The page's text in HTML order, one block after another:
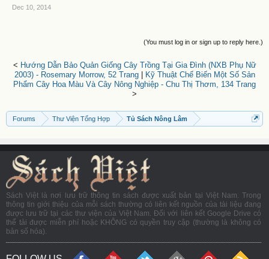
Dec 10, 2014
(You must log in or sign up to reply here.)
< Hướng Dẫn Bảo Quản Giống Cây Trồng Tại Gia Đình (NXB Phụ Nữ
2003) - Rosemary Morrow, 52 Trang|
Kỹ Thuật Chế Biến Một Số Sản
Phẩm Cây Hoa Màu Và Cây Nông Nghiệp - Chu Thị Thơm, 134 Trang
>
Forums Thư Viện Tổng Hợp Tủ Sách Nông Lâm
Sách Việt là nơi lưu trữ thông tin sách được xuất bản tại Việt Nam. Trong
thông tin giới thiệu của mỗi sách thường có liên kết nguồn của tài liệu đang
được lưu trữ tại các thư viện của Việt Nam. Đối với liên kết Google Drive có
thể tải được miễn phí hoặc KHÔNG có quyền truy cập (thường là không có
bản số hóa).